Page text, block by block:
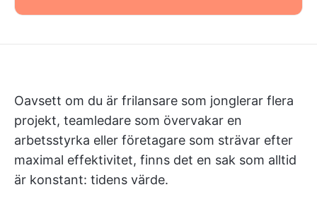
Oavsett om du är frilansare som jonglerar flera
projekt, teamledare som övervakar en
arbetsstyrka eller företagare som strävar efter
maximal effektivitet, finns det en sak som alltid
är konstant: tidens värde.